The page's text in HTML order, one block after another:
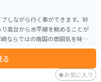
しながら行く事ができます。砂
高台から水平線を眺めることが
ならではの南国の雰囲気を味わ
る
お気に入り